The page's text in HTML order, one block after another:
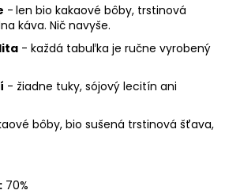
- len bio kakaové bôby, trstinová
káva. Nič navyše.
- každá tabuľka je ručne vyrobený
- žiadne tuky, sójový lecitín ani
bôby, bio sušená trstinová šťava,
70%